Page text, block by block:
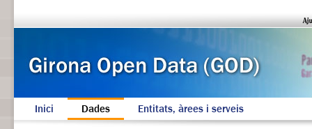
Inici Dades Entitats, àrees i serveis